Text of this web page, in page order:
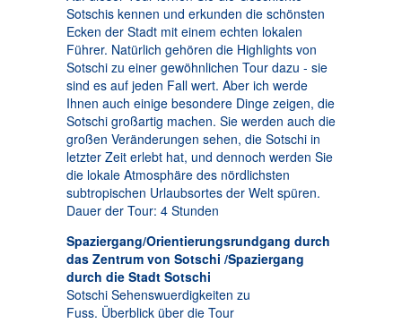
Sotschis kennen und erkunden die schönsten
Ecken der Stadt mit einem echten lokalen
Führer. Natürlich gehören die Highlights von
Sotschi zu einer gewöhnlichen Tour dazu - sie
sind es auf jeden Fall wert. Aber ich werde
Ihnen auch einige besondere Dinge zeigen, die
Sotschi großartig machen. Sie werden auch die
großen Veränderungen sehen, die Sotschi in
letzter Zeit erlebt hat, und dennoch werden Sie
die lokale Atmosphäre des nördlichsten
subtropischen Urlaubsortes der Welt spüren.
Dauer der Tour: 4 Stunden
Spaziergang/Orientierungsrundgang durch
das Zentrum von Sotschi /Spaziergang
durch die Stadt Sotschi
Sotschi Sehenswuerdigkeiten zu
Fuss. Überblick über die Tour